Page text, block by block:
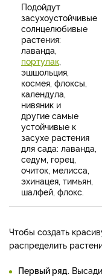
Подойдут
засухоустойчивые
солнцелюбивые
растения:
лаванда,
портулак,
эшшольция,
космея, флоксы,
календула,
нивяник и
другие самые
устойчивые к
засухе растения
для сада: лаванда,
седум, горец,
очиток, мелисса,
эхинацея, тимьян,
шалфей, флокс.
Чтобы создать
распределить
Первый ряд.